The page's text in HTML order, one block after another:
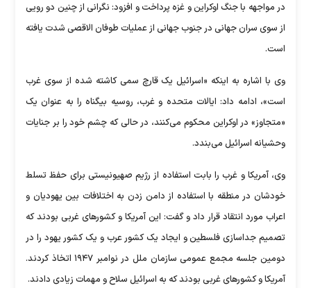
در مواجهه با جنگ اوکراین و غزه پرداخت و افزود: نگرانی از چنین دو رویی
از سوی سران جهانی در جنوب جهانی از عملیات طوفان الاقصی شدت یافته
است.
وی با اشاره به اینکه «اسرائیل یک قارچ سمی کاشته شده از سوی غرب
است»، ادامه داد: ایالات متحده و غرب، روسیه بیگناه را به عنوان یک
«متجاوز» در اوکراین محکوم می‌کنند، در حالی که چشم خود را بر جنایات
وحشیانه اسرائیل می‌بندد.
وی، آمریکا و غرب را بابت استفاده از رژیم صهیونیستی برای حفظ تسلط
خودشان در منطقه با استفاده از دامن زدن به اختلافات بین یهودیان و
اعراب مورد انتقاد قرار داد و گفت: این آمریکا و کشور‌های غربی بودند که
تصمیم جداسازی فلسطین و ایجاد یک کشور عرب و یک کشور یهود را در
دومین جلسه مجمع عمومی سازمان ملل در نوامبر ۱۹۴۷ اتخاذ کردند.
آمریکا و کشور‌های غربی بودند که به اسرائیل سلاح و مهمات زیادی دادند.